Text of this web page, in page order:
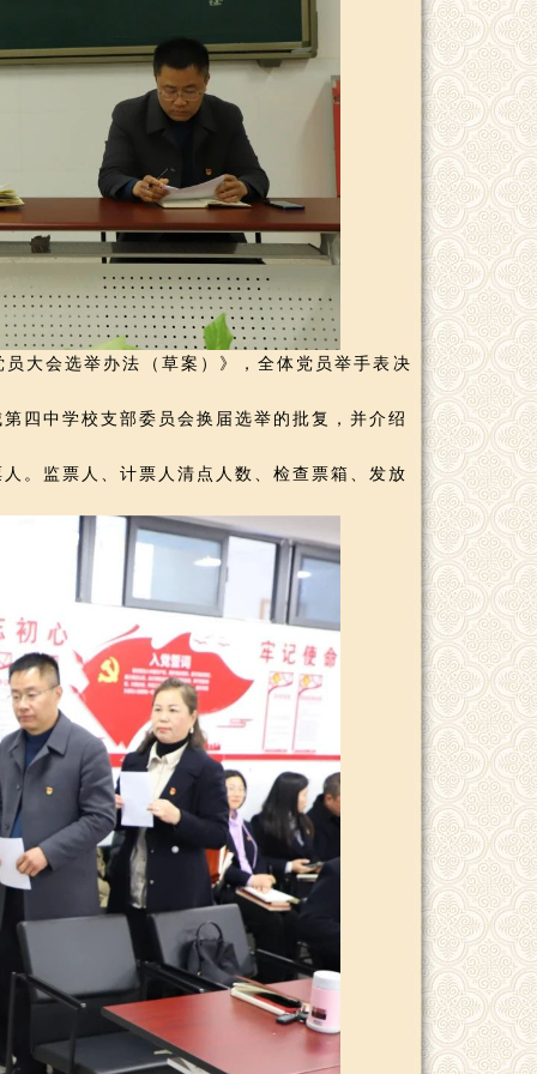
大会选举办法（草案）》，全体党员举手表决
中学校支部委员会换届选举的批复，并介绍
监票人、计票人清点人数、检查票箱、发放